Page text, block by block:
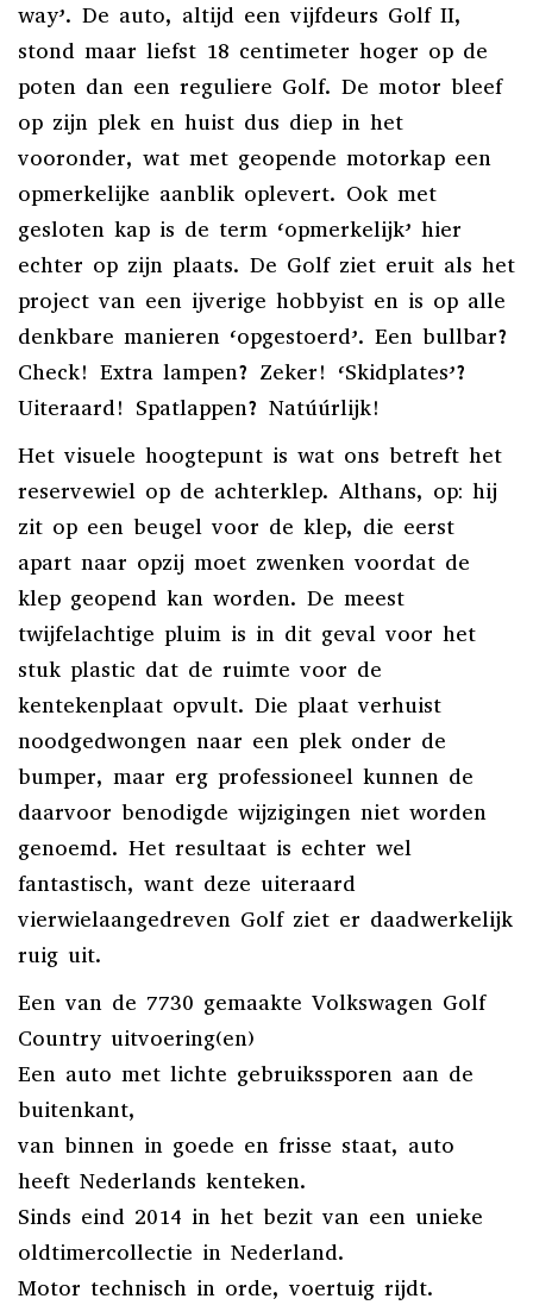
way’. De auto, altijd een vijfdeurs Golf II,
stond maar liefst 18 centimeter hoger op de
poten dan een reguliere Golf. De motor bleef
op zijn plek en huist dus diep in het
vooronder, wat met geopende motorkap een
opmerkelijke aanblik oplevert. Ook met
gesloten kap is de term ‘opmerkelijk’ hier
echter op zijn plaats. De Golf ziet eruit als het
project van een ijverige hobbyist en is op alle
denkbare manieren ‘opgestoerd’. Een bullbar?
Check! Extra lampen? Zeker! ‘Skidplates’?
Uiteraard! Spatlappen? Natúúrlijk!
Het visuele hoogtepunt is wat ons betreft het
reservewiel op de achterklep. Althans, op: hij
zit op een beugel voor de klep, die eerst
apart naar opzij moet zwenken voordat de
klep geopend kan worden. De meest
twijfelachtige pluim is in dit geval voor het
stuk plastic dat de ruimte voor de
kentekenplaat opvult. Die plaat verhuist
noodgedwongen naar een plek onder de
bumper, maar erg professioneel kunnen de
daarvoor benodigde wijzigingen niet worden
genoemd. Het resultaat is echter wel
fantastisch, want deze uiteraard
vierwielaangedreven Golf ziet er daadwerkelijk
ruig uit.
Een van de 7730 gemaakte Volkswagen Golf
Country uitvoering(en)
Een auto met lichte gebruikssporen aan de
buitenkant,
van binnen in goede en frisse staat, auto
heeft Nederlands kenteken.
Sinds eind 2014 in het bezit van een unieke
oldtimercollectie in Nederland.
Motor technisch in orde, voertuig rijdt.